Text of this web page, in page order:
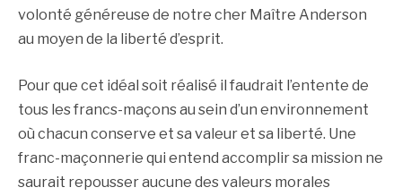
volonté généreuse de notre cher Maître Anderson
au moyen de la liberté d’esprit.
Pour que cet idéal soit réalisé il faudrait l’entente de
tous les francs-maçons au sein d’un environnement
où chacun conserve et sa valeur et sa liberté. Une
franc-maçonnerie qui entend accomplir sa mission ne
saurait repousser aucune des valeurs morales